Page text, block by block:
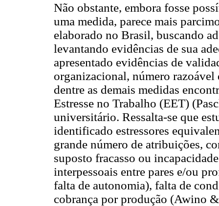
Não obstante, embora fosse
uma medida, parece mais
elaborado no Brasil, buscando
levantando evidências de sua
apresentado evidências de
organizacional, número
dentre as demais medidas
Estresse no Trabalho (EET)
universitário. Ressalta-se que
identificado estressores
grande número de atribuições,
suposto fracasso ou
interpessoais entre pares e/ou
falta de autonomia), falta de
cobrança por produção (Awino